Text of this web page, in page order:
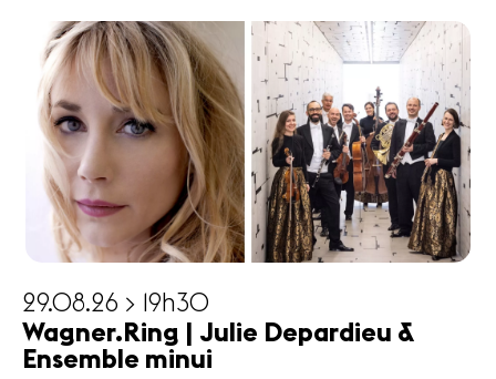
29.08.26 > 19h30
Wagner.Ring | Julie Depardieu &
Ensemble minui